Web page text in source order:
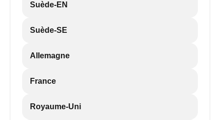
Suède-EN
Suède-SE
Allemagne
France
Royaume-Uni